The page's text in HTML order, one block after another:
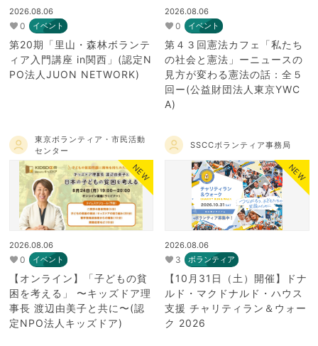
2026.08.06
0 イベント
第20期「里山・森林ボランテ
ィア入門講座 in関西」(認定N
PO法人JUON NETWORK)
2026.08.06
0 イベント
第４３回憲法カフェ「私たち
の社会と憲法」ーニュースの
見方が変わる憲法の話：全５
回ー(公益財団法人東京YWC
A)
東京ボランティア・市民活動
センター
NEW
2026.08.06
0 イベント
【オンライン】「子どもの貧
困を考える」 〜キッズドア理
事長 渡辺由美子と共に〜(認
定NPO法人キッズドア)
SSCCボランティア事務局
NEW
2026.08.06
3 ボランティア
【10月31日（土）開催】ドナ
ルド・マクドナルド・ハウス
支援 チャリティラン＆ウォー
ク 2026